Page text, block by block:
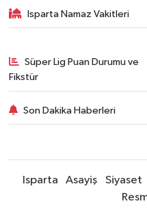
Isparta Namaz Vakitleri
Süper Lig Puan Durumu ve
Fikstür
Son Dakika Haberleri
Isparta Asayiş Siyaset